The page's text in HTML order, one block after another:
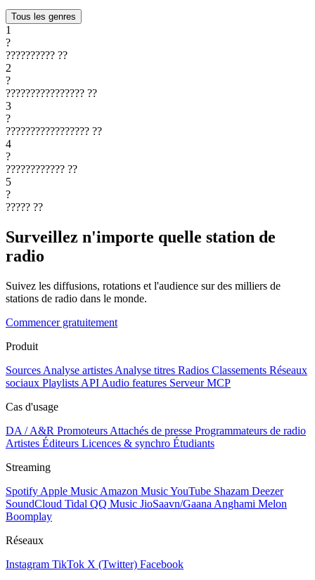
Tous les genres
1
?
?????????? ??
2
?
???????????????? ??
3
?
????????????????? ??
4
?
???????????? ??
5
?
????? ??
Surveillez n'importe quelle station de
radio
Suivez les diffusions, rotations et l'audience sur des milliers de
stations de radio dans le monde.
Commencer gratuitement
Produit
Sources Analyse artistes Analyse titres Radios Classements Réseaux
sociaux Playlists API Audio features Serveur MCP
Cas d'usage
DA / A&R Promoteurs Attachés de presse Programmateurs de radio
Artistes Éditeurs Licences & synchro Étudiants
Streaming
Spotify Apple Music Amazon MusicYouTube Shazam Deezer
SoundCloud Tidal QQ Music JioSaavn/Gaana Anghami Melon
Boomplay
Réseaux
Instagram TikTok X (Twitter) Facebook